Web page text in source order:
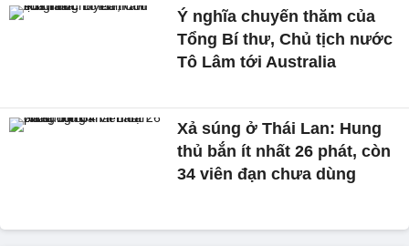
Ý nghĩa chuyến thăm của
Tổng Bí thư, Chủ tịch nước
Tô Lâm tới Australia
Xả súng ở Thái Lan: Hung
thủ bắn ít nhất 26 phát, còn
34 viên đạn chưa dùng